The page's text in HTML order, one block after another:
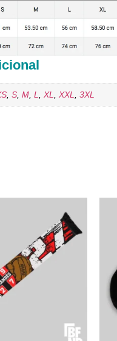
,S ,M ,L XL XXL ,3XL